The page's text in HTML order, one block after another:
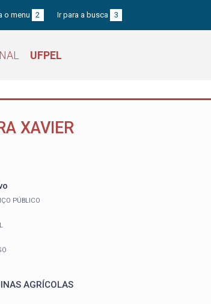
o menu 2 Ir para a busca 3
UFPEL
XAVIER
PÚBLICO
AGRÍCOLAS